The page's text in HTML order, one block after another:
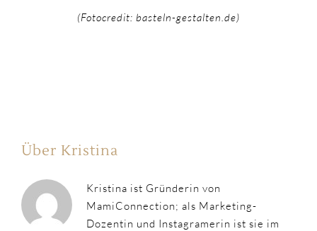
(Fotocredit: basteln-gestalten.de)
Über Kristina
Kristina ist Gründerin von
MamiConnection; als Marketing-
Dozentin und Instagramerin ist sie im